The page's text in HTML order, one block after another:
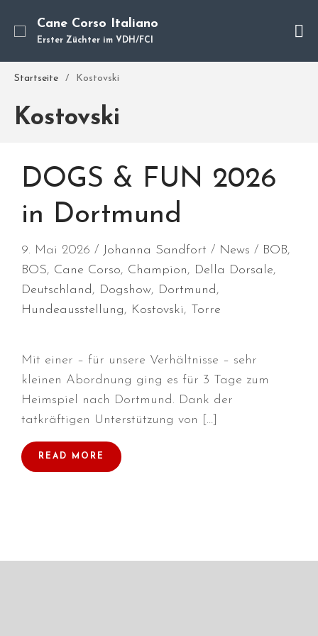
Über mich
Hundevermittlung
Kontakt
Blog
Durchmarsch und Urlaubsgefühle
in Hallbergmoos (D)!
Voller Erfolg in Arnhem (NL)!
Cane Corso Italiano
Erster Züchter im VDH/FCI
Startseite / Kostovski
Kostovski
DOGS & FUN 2026
in Dortmund
9. Mai 2026 Johanna Sandfort News BOB,
BOS, Cane Corso, Champion, Della Dorsale,
Deutschland, Dogshow, Dortmund,
Hundeausstellung, Kostovski, Torre
Mit einer – für unsere Verhältnisse – sehr
kleinen Abordnung ging es für 3 Tage zum
Heimspiel nach Dortmund. Dank der
tatkräftigen Unterstützung von […]
READ MORE